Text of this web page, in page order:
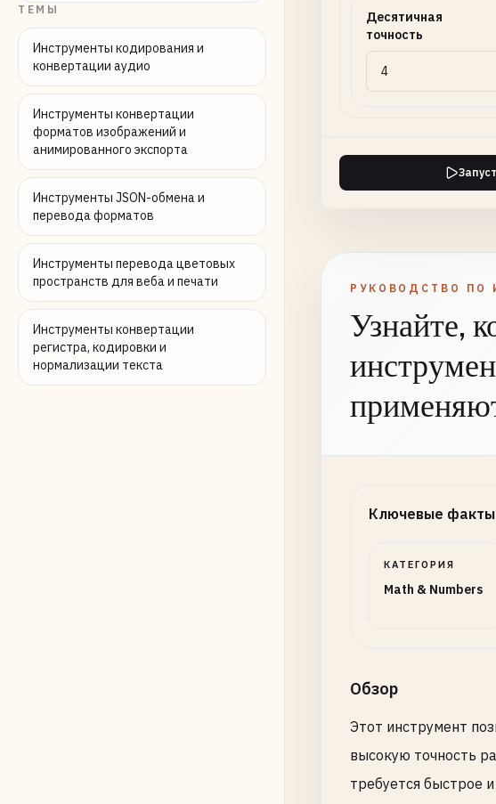
ТЕМЫ
Инструменты кодирования и
конвертации аудио
Инструменты конвертации
форматов изображений и
анимированного экспорта
Инструменты JSON-обмена и
перевода форматов
Инструменты перевода цветовых
пространств для веба и печати
Инструменты конвертации
регистра, кодировки и
нормализации текста
Десятичная
точность
РУКОВОДСТВО ПО
Узнайте,
Ключевые факты
КАТЕГОРИЯ
Math & Numbers
Обзор
Этот инструмент
высокую точность
требуется быстрое